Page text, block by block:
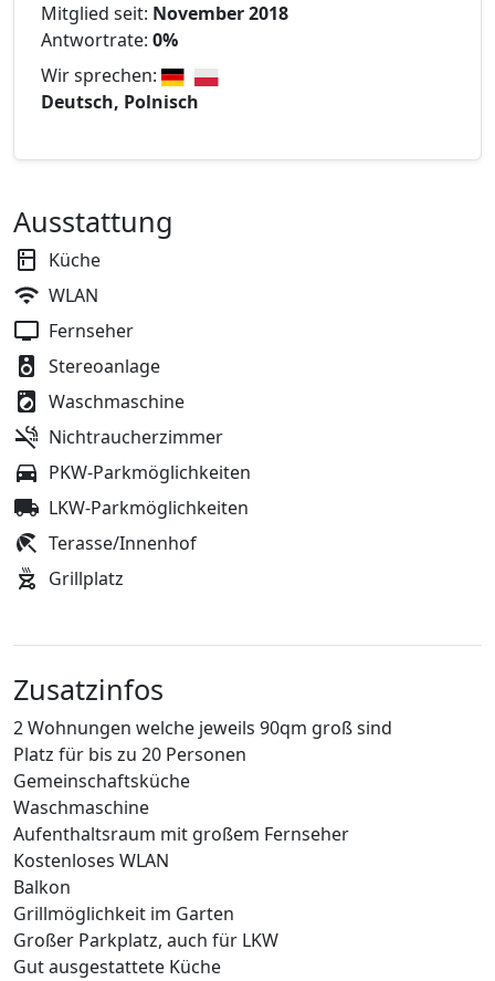
Mitglied seit: November 2018
Antwortrate: 0%
Wir sprechen:
Deutsch, Polnisch
Ausstattung
Küche
WLAN
Fernseher
Stereoanlage
Waschmaschine
Nichtraucherzimmer
PKW-Parkmöglichkeiten
LKW-Parkmöglichkeiten
Terasse/Innenhof
Grillplatz
Zusatzinfos
2 Wohnungen welche jeweils 90qm groß sind
Platz für bis zu 20 Personen
Gemeinschaftsküche
Waschmaschine
Aufenthaltsraum mit großem Fernseher
Kostenloses WLAN
Balkon
Grillmöglichkeit im Garten
Großer Parkplatz, auch für LKW
Gut ausgestattete Küche